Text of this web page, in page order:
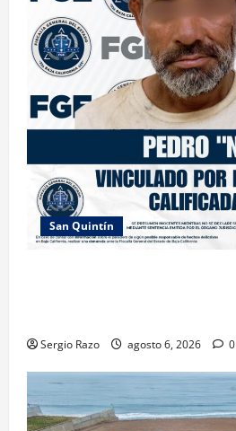
San Quintín
Sergio Razo agosto 6, 2026 0